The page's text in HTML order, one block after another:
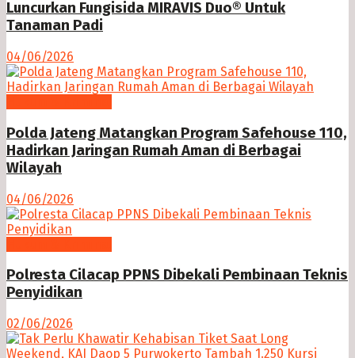
Luncurkan Fungisida MIRAVIS Duo® Untuk
Tanaman Padi
04/06/2026
Polda Jateng Matangkan Program Safehouse 110,
Hadirkan Jaringan Rumah Aman di Berbagai
Wilayah
04/06/2026
Polresta Cilacap PPNS Dibekali Pembinaan Teknis
Penyidikan
02/06/2026